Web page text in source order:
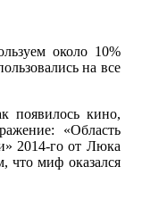
около 10%
на все
появилось кино,
«Область
2014-го от Люка
что миф оказался